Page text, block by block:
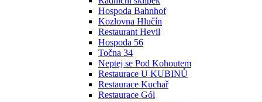
Hospoda Bahnhof
Kozlovna Hlučín
Restaurant Hevil
Hospoda 56
Točna 34
Neptej se Pod Kohoutem
Restaurace U KUBINŮ
Restaurace Kuchař
Restaurace Gól